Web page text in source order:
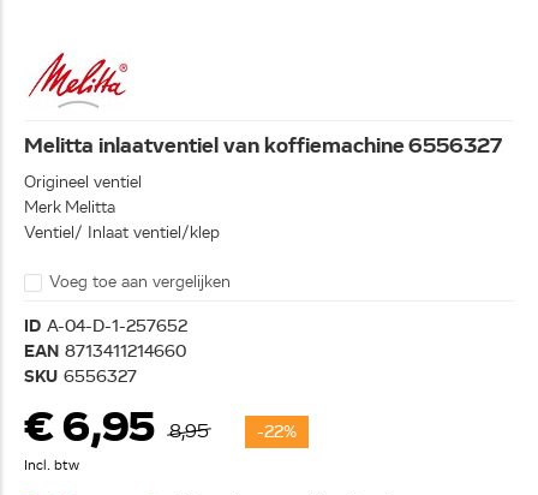
Melitta inlaatventiel van koffiemachine 6556327
Origineel ventiel
Merk Melitta
Ventiel/ Inlaat ventiel/klep
Voeg toe aan vergelijken
ID A-04-D-1-257652
EAN 8713411214660
SKU 6556327
€ 6,95 8,95 -22%
Incl. btw